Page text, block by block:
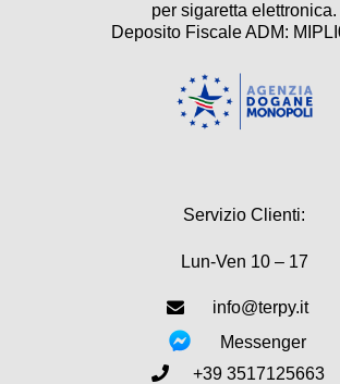
per sigaretta elettronica.
Deposito Fiscale ADM:
Servizio Clienti:
Lun-Ven 10 – 17
info@terpy.it
Messenger
+39 3517125663